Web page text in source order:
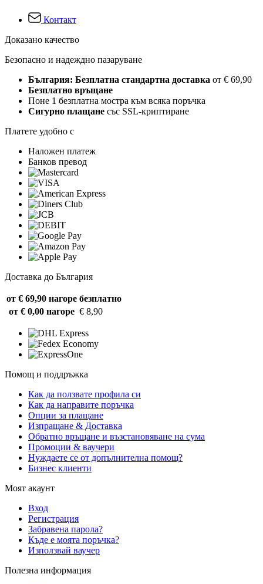
Контакт
Доказано качество
Безопасно и надеждно пазаруване
България: Безплатна стандартна доставка от € 69,90
Безплатно връщане
Поне 1 безплатна мостра към всяка поръчка
Сигурно плащане със SSL-криптиране
Платете удобно с
Наложен платеж
Банков превод
Доставка до България
от € 69,90 нагоре безплатно
от € 0,00 нагоре € 8,90
Помощ и поддръжка
Как да ползвате профила си
Как да направите поръчка
Опции за плащане
Изпращане & Доставка
Обратно връщане и възстановяване на сума
Промоции & ваучери
Нуждаете се от допълнителна помощ?
Бизнес клиенти
Моят акаунт
Вход
Регистрация
Забравена парола?
Къде е моята поръчка?
Използвай ваучер
Полезна информация